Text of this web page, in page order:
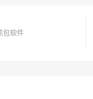
包软件